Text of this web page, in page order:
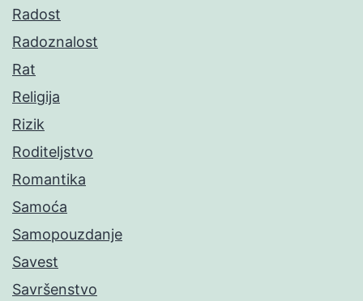
Radost
Radoznalost
Rat
Religija
Rizik
Roditeljstvo
Romantika
Samoća
Samopouzdanje
Savest
Savršenstvo